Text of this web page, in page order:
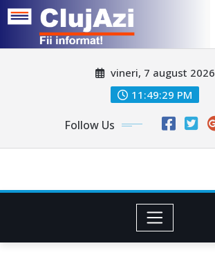
vineri, 7 august 2026
11:49:32 PM
Follow Us